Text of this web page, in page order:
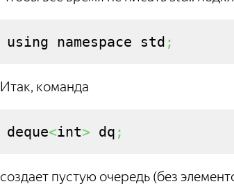
using namespace std ;
Итак, команда
deque<int> dq ;
создает пустую очередь (без